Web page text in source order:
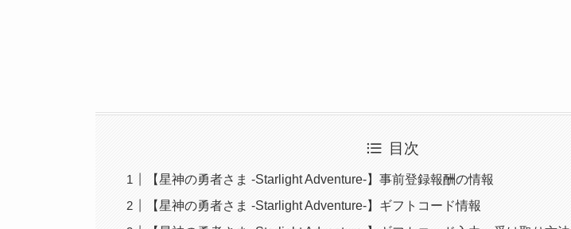
目次
【星神の勇者さま -Starlight Adventure-】事前登録報酬の情報
【星神の勇者さま -Starlight Adventure-】ギフトコード情報